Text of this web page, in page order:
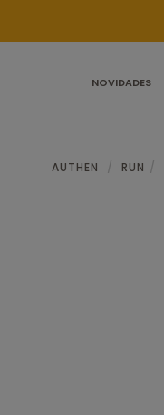
NOVIDADES
AUTHEN RUN